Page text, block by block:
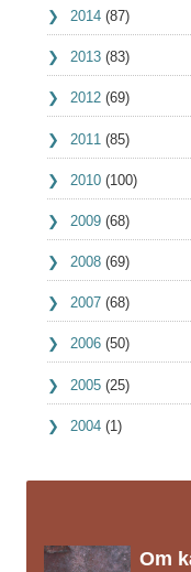
2014 (87)
2013 (83)
2012 (69)
2011 (85)
2010 (100)
2009 (68)
2008 (69)
2007 (68)
2006 (50)
2005 (25)
2004 (1)
Om